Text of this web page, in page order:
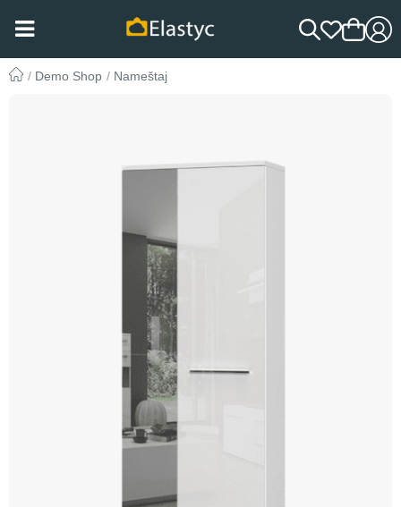
Demo Shop Nameštaj